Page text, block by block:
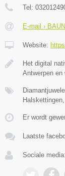
Tel:
E-mail ›
Website:
Het digital
Antwerpen en
Halskettingen,
Er wordt
Laatste
Sociale media: